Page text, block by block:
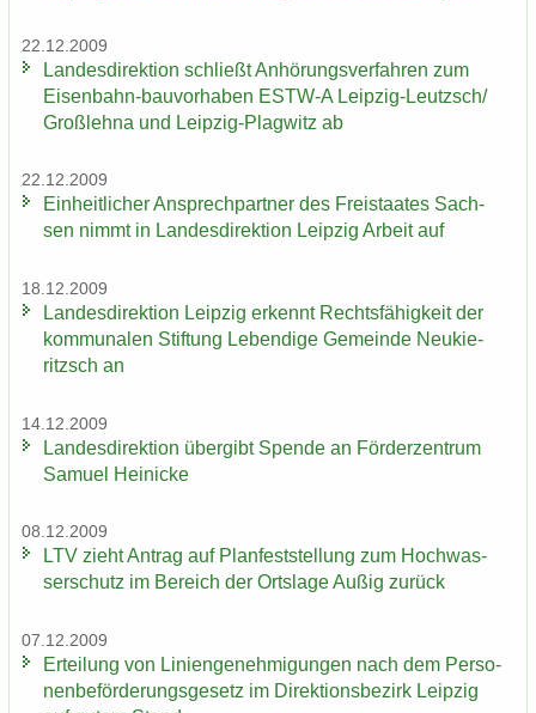
22.12.2009
Lan­des­di­rek­ti­on schließt An­hö­rungs­ver­fah­ren zum
Eisenbahn-​bauvorhaben ESTW-​A Leipzig-​Leutzsch/
Groß­leh­na und Leipzig-​Plagwitz ab
22.12.2009
Ein­heit­li­cher An­sprech­part­ner des Frei­staa­tes Sach­
sen nimmt in Lan­des­di­rek­ti­on Leip­zig Ar­beit auf
18.12.2009
Lan­des­di­rek­ti­on Leip­zig er­kennt Rechts­fä­hig­keit der
kom­mu­na­len Stif­tung Le­ben­di­ge Ge­mein­de Neu­kie­
ritzsch an
14.12.2009
Lan­des­di­rek­ti­on über­gibt Spen­de an För­der­zen­trum
Sa­mu­el Hei­ni­cke
08.12.2009
LTV zieht An­trag auf Plan­fest­stel­lung zum Hoch­was­
ser­schutz im Be­reich der Orts­la­ge Außig zu­rück
07.12.2009
Er­tei­lung von Li­ni­en­ge­neh­mi­gun­gen nach dem Per­so­
nen­be­för­de­rungs­ge­setz im Di­rek­ti­ons­be­zirk Leip­zig